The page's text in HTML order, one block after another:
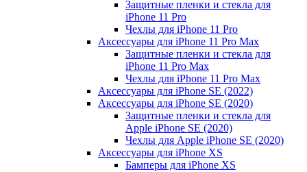
Защитные пленки и стекла для
iPhone 11 Pro
Чехлы для iPhone 11 Pro
Аксессуары для iPhone 11 Pro Max
Защитные пленки и стекла для
iPhone 11 Pro Max
Чехлы для iPhone 11 Pro Max
Аксессуары для iPhone SE (2022)
Аксессуары для iPhone SE (2020)
Защитные пленки и стекла для
Apple iPhone SE (2020)
Чехлы для Apple iPhone SE (2020)
Аксессуары для iPhone ХS
Бамперы для iPhone ХS